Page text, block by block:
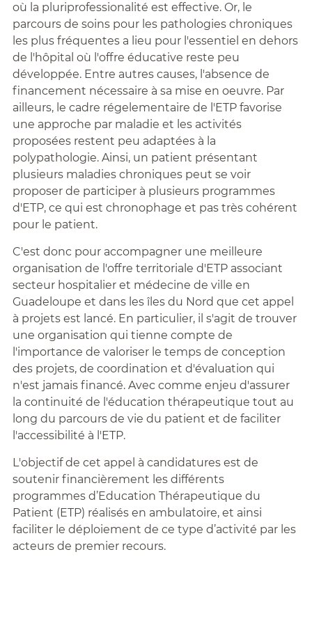
où la pluriprofessionalité est effective. Or, le
parcours de soins pour les pathologies chroniques
les plus fréquentes a lieu pour l'essentiel en dehors
de l'hôpital où l'offre éducative reste peu
développée. Entre autres causes, l'absence de
financement nécessaire à sa mise en oeuvre. Par
ailleurs, le cadre régelementaire de l'ETP favorise
une approche par maladie et les activités
proposées restent peu adaptées à la
polypathologie. Ainsi, un patient présentant
plusieurs maladies chroniques peut se voir
proposer de participer à plusieurs programmes
d'ETP, ce qui est chronophage et pas très cohérent
pour le patient.
C'est donc pour accompagner une meilleure
organisation de l'offre territoriale d'ETP associant
secteur hospitalier et médecine de ville en
Guadeloupe et dans les îles du Nord que cet appel
à projets est lancé. En particulier, il s'agit de trouver
une organisation qui tienne compte de
l'importance de valoriser le temps de conception
des projets, de coordination et d'évaluation qui
n'est jamais financé. Avec comme enjeu d'assurer
la continuité de l'éducation thérapeutique tout au
long du parcours de vie du patient et de faciliter
l'accessibilité à l'ETP.
L'objectif de cet appel à candidatures est de
soutenir financièrement les différents
programmes d’Education Thérapeutique du
Patient (ETP) réalisés en ambulatoire, et ainsi
faciliter le déploiement de ce type d’activité par les
acteurs de premier recours.